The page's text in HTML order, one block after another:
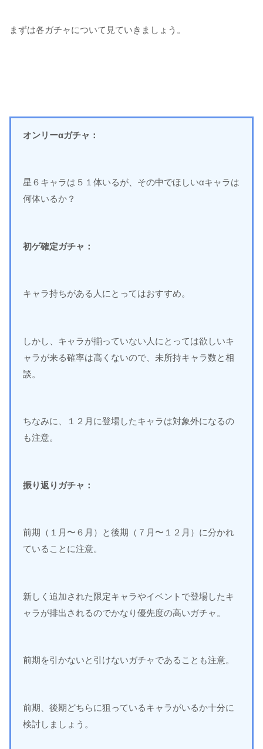
まずは各ガチャについて見ていきましょう。
オンリーαガチャ：
星６キャラは５１体いるが、その中でほしいαキャラは
何体いるか？
初ゲ確定ガチャ：
キャラ持ちがある人にとってはおすすめ。
しかし、キャラが揃っていない人にとっては欲しいキ
ャラが来る確率は高くないので、未所持キャラ数と相
談。
ちなみに、１２月に登場したキャラは対象外になるの
も注意。
振り返りガチャ：
前期（１月〜６月）と後期（７月〜１２月）に分かれ
ていることに注意。
新しく追加された限定キャラやイベントで登場したキ
ャラが排出されるのでかなり優先度の高いガチャ。
前期を引かないと引けないガチャであることも注意。
前期、後期どちらに狙っているキャラがいるか十分に
検討しましょう。